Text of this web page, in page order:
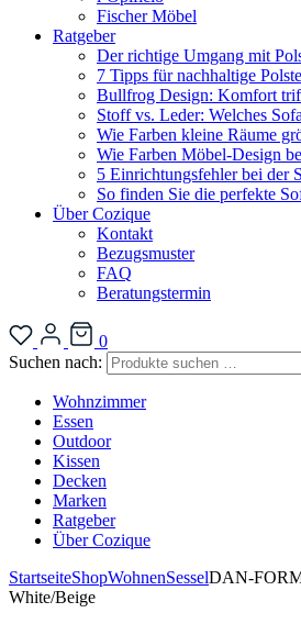
Fischer Möbel
Ratgeber
Der richtige Umgang mit
7 Tipps für nachhaltige
Bullfrog Design: Komfort
Stoff vs. Leder: Welches
Wie Farben kleine Räume
Wie Farben Möbel-Design
5 Einrichtungsfehler bei der
So finden Sie die perfekte
Über Cozique
Kontakt
Bezugsmuster
FAQ
Beratungstermin
0
Suchen nach:
Wohnzimmer
Essen
Outdoor
Kissen
Decken
Marken
Ratgeber
Über Cozique
StartseiteShopWohnenSesselDAN-
White/Beige